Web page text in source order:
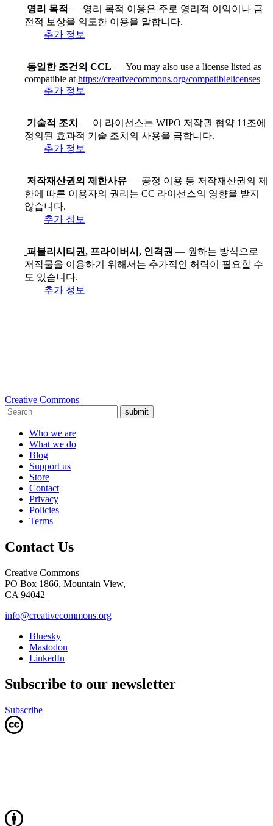
영리 목적 — 영리 목적 이용은 주로 영리적 이익이나 금
전적 보상을 의도한 이용을 말합니다.
추가 정보
동일한 조건의 CCL — You may also use a license listed as
compatible at https://creativecommons.org/compatiblelicenses
추가 정보
기술적 조치 — 이 라이선스는 WIPO 저작권 협약 11조에
정의된 효과적 기술 조치의 사용을 금합니다.
추가 정보
저작재산권의 제한사유 — 공정 이용 등 저작재산권의 제
한에 따른 이용자의 권리는 CC 라이선스의 영향을 받지
않습니다.
추가 정보
퍼블리시티권, 프라이버시, 인격권 — 원하는 방식으로
저작물을 이용하기 위해서는 추가적인 허락이 필요할 수
도 있습니다.
추가 정보
Creative Commons
submit
Who we are
What we do
Blog
Support us
Store
Contact
Privacy
Policies
Terms
Contact Us
Creative Commons
PO Box 1866, Mountain View,
CA 94042
info@creativecommons.org
Bluesky
Mastodon
LinkedIn
Subscribe to our newsletter
Subscribe